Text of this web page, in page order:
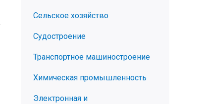
Сельское хозяйство
Судостроение
Транспортное машиностроение
Химическая промышленность
Электронная и